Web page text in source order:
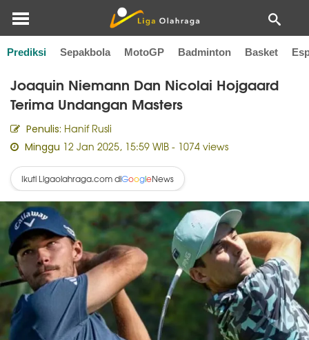
Prediksi Sepakbola MotoGP Badminton Basket
Home Golf
Joaquin Niemann Dan Nicolai Hojgaard
Terima Undangan Masters
Penulis: Hanif Rusli
Minggu 12 Jan 2025, 15:59 WIB - 1074 views
Ikuti Ligaolahraga.com diGoogleNews